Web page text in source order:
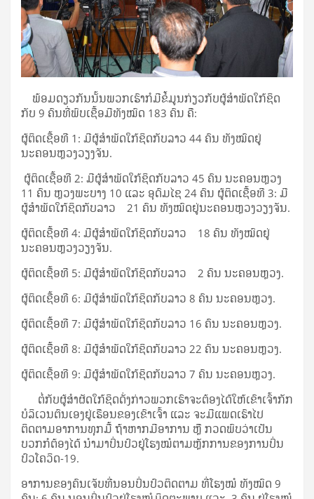
ພ້ອມດຽວກັນນັ້ນພວກເຮົາກໍມີຂໍ້ມູນກ່ຽວກັບຜູ້ສຳພັດໃກ້ຊິດ
ກັບ 9 ຄົນທີ່ພົບເຊື້ອມີທັງໝົດ 183 ຄົນ ຄື:
ຜູ້ຕິດເຊື້ອທີ 1: ມີຜູ້ສຳພັດໃກ້ຊິດກັບລາວ 44 ຄົນ ທັງໝົດຢູ່
ນະຄອນຫຼວງວຽງຈັນ.​
ຜູ້ຕິດເຊື້ອທີ 2: ມີຜູ້ສຳພັດໃກ້ຊິດກັບລາວ 45 ຄົນ ນະຄອນຫຼວງ
11 ຄົນ ຫຼວງພະບາງ 10 ແລະ ອຸດົມໄຊ 24 ຄົນ ຜູ້ຕິດເຊື້ອທີ 3: ມີ
ຜູ້ສຳພັດໃກ້ຊິດກັບລາວ 21 ຄົນ ທັງໝົດຢູ່ນະຄອນຫຼວງວຽງຈັນ.​
ຜູ້ຕິດເຊື້ອທີ 4: ມີຜູ້ສຳພັດໃກ້ຊິດກັບລາວ 18 ຄົນ ທັງໝົດຢູ່
ນະຄອນຫຼວງວຽງຈັນ.​
ຜູ້ຕິດເຊື້ອທີ 5: ມີຜູ້ສຳພັດໃກ້ຊິດກັບລາວ 2 ຄົນ ນະຄອນຫຼວງ.​
ຜູ້ຕິດເຊື້ອທີ 6: ມີຜູ້ສຳພັດໃກ້ຊິດກັບລາວ 8 ຄົນ ນະຄອນຫຼວງ.
ຜູ້ຕິດເຊື້ອທີ 7: ມີຜູ້ສຳພັດໃກ້ຊິດກັບລາວ​ 16 ຄົນ ນະຄອນຫຼວງ.​
ຜູ້ຕິດເຊື້ອທີ 8: ມີຜູ້ສຳພັດໃກ້ຊິດກັບລາວ 22 ຄົນ ນະຄອນຫຼວງ.​
ຜູ້ຕິດເຊື້ອທີ 9: ມີຜູ້ສຳພັດໃກ້ຊິດກັບລາວ​ 7 ຄົນ ນະຄອນຫຼວງ.​
ຕໍ່ກັບຜູ້ສຳຜັດໃກ້ຊິດດັ່ງກ່າວພວກເຮົາຈະຕ້ອງໄດ້ໃຫ້ເຂົາເຈົ້າກັກ
ບໍລິເວນຕົນເອງຢູ່ເຮືອນຂອງເຂົາເຈົ້າ ແລະ ຈະມີແພດເຮົາໄປ
ຕິດຕາມອາການທຸກມື້ ຖ້າຫາກມີອາການ ຫຼື ກວດພົບວ່າເປັນ
ບວກກໍຕ້ອງໄດ້ ນຳມາປິ່ນປົວຢູ່ໂຮງໝໍຕາມຫຼັກການຂອງການປິ່ນ
ປົວໂຄວິດ-19.
ອາການຂອງຄົນເຈັບທີ່ນອນປິ່ນປົວຕິດຕາມ ທີ່ໂຮງໝໍ ທັງໝົດ 9